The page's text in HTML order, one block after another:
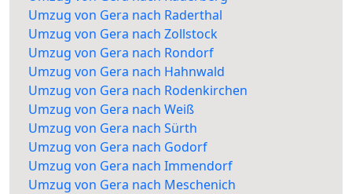
Umzug von Gera nach Raderthal
Umzug von Gera nach Zollstock
Umzug von Gera nach Rondorf
Umzug von Gera nach Hahnwald
Umzug von Gera nach Rodenkirchen
Umzug von Gera nach Weiß
Umzug von Gera nach Sürth
Umzug von Gera nach Godorf
Umzug von Gera nach Immendorf
Umzug von Gera nach Meschenich